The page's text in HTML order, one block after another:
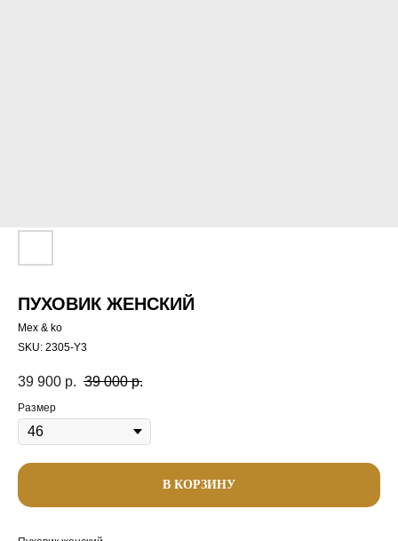
ПУХОВИК ЖЕНСКИЙ
Mex & ko
SKU: 2305-Y3
39 900 р. 39 000 р.
Размер
В КОРЗИНУ